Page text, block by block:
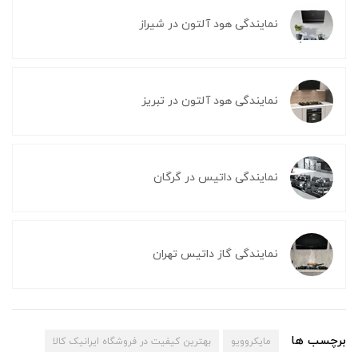
نمایندگی هود آلتون در شیراز
نمایندگی هود آلتون در تبریز
نمایندگی داتیس در گرگان
نمایندگی گاز داتیس تهران
برچسب ها مایکروویو بهترین کیفیت در فروشگاه ایرانیک کالا